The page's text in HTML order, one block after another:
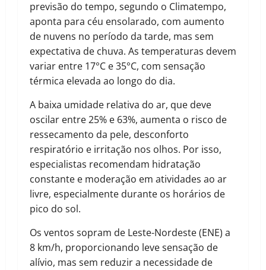
previsão do tempo, segundo o Climatempo,
aponta para céu ensolarado, com aumento
de nuvens no período da tarde, mas sem
expectativa de chuva. As temperaturas devem
variar entre 17°C e 35°C, com sensação
térmica elevada ao longo do dia.
A baixa umidade relativa do ar, que deve
oscilar entre 25% e 63%, aumenta o risco de
ressecamento da pele, desconforto
respiratório e irritação nos olhos. Por isso,
especialistas recomendam hidratação
constante e moderação em atividades ao ar
livre, especialmente durante os horários de
pico do sol.
Os ventos sopram de Leste-Nordeste (ENE) a
8 km/h, proporcionando leve sensação de
alívio, mas sem reduzir a necessidade de